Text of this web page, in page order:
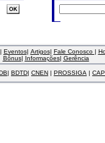
| Eventos| Artigos| Fale Conosco |
Bônus| Informações| Gerência
| BDTD| CNEN | PROSSIGA |